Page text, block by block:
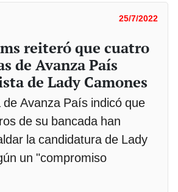
25/7/2022
reiteró que cuatro
de Avanza País
de Lady Camones
Avanza País indicó que
de su bancada han
la candidatura de Lady
un "compromiso